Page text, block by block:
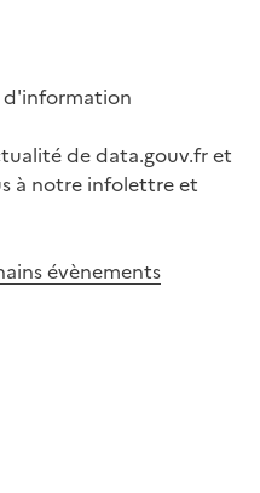
d'information
de data.gouv.fr et
à notre infolettre et
évènements